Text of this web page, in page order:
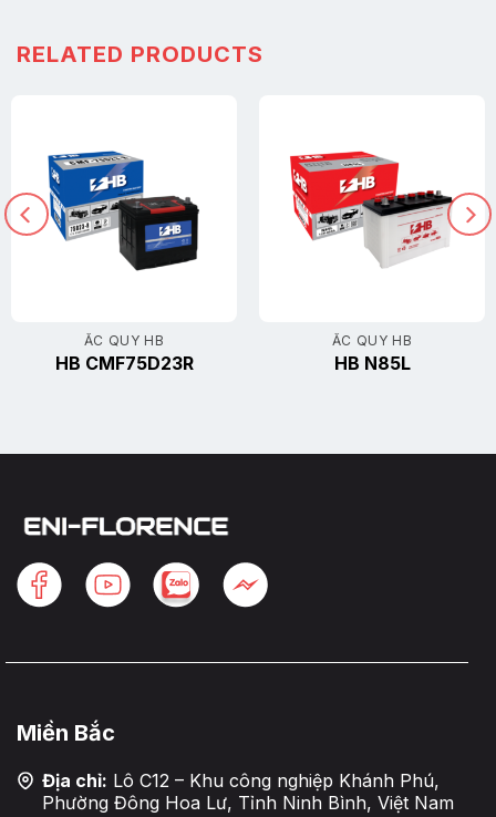
RELATED PRODUCTS
ẮC QUY HB
HB CMF75D23R
ẮC QUY HB
HB N85L
Miền Bắc
Địa chỉ: Lô C12 – Khu công nghiệp Khánh Phú,
Phường Đông Hoa Lư, Tỉnh Ninh Bình, Việt Nam